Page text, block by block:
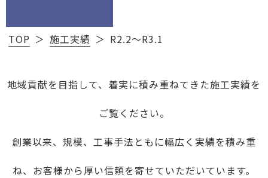
TOP 施工実績 R2.2～R3.1
地域貢献を目指して、着実に積み重ねてきた施工実績を
ご覧ください。
創業以来、規模、工事手法ともに幅広く実績を積み重
ね、お客様から厚い信頼を寄せていただいています。